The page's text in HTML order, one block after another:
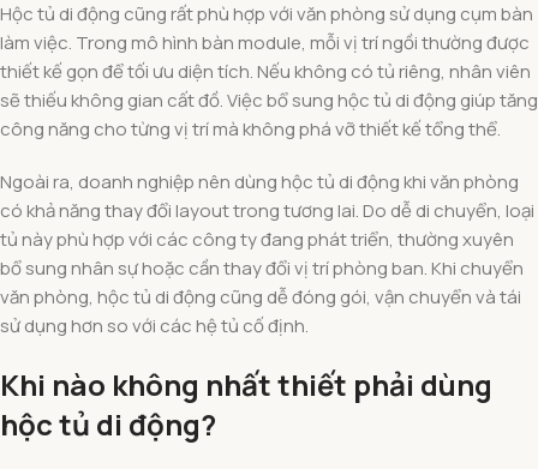
Hộc tủ di động cũng rất phù hợp với văn phòng sử dụng cụm bàn
làm việc. Trong mô hình bàn module, mỗi vị trí ngồi thường được
thiết kế gọn để tối ưu diện tích. Nếu không có tủ riêng, nhân viên
sẽ thiếu không gian cất đồ. Việc bổ sung hộc tủ di động giúp tăng
công năng cho từng vị trí mà không phá vỡ thiết kế tổng thể.
Ngoài ra, doanh nghiệp nên dùng hộc tủ di động khi văn phòng
có khả năng thay đổi layout trong tương lai. Do dễ di chuyển, loại
tủ này phù hợp với các công ty đang phát triển, thường xuyên
bổ sung nhân sự hoặc cần thay đổi vị trí phòng ban. Khi chuyển
văn phòng, hộc tủ di động cũng dễ đóng gói, vận chuyển và tái
sử dụng hơn so với các hệ tủ cố định.
Khi nào không nhất thiết phải dùng
hộc tủ di động?